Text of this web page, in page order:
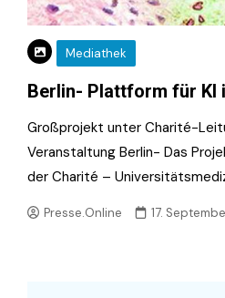
Mediathek
Berlin- Plattform für KI
Großprojekt unter Charité-
Veranstaltung Berlin- Das
der Charité –
Presse.Online 17.